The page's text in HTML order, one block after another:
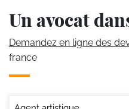
Un avocat
Demandez en ligne des
france